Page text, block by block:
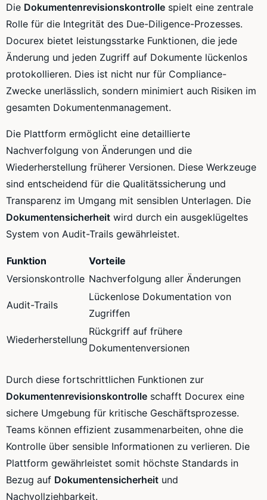
Die Dokumentenrevisionskontrolle spielt eine zentrale
Rolle für die Integrität des Due-Diligence-Prozesses.
Docurex bietet leistungsstarke Funktionen, die jede
Änderung und jeden Zugriff auf Dokumente lückenlos
protokollieren. Dies ist nicht nur für Compliance-
Zwecke unerlässlich, sondern minimiert auch Risiken im
gesamten Dokumentenmanagement.
Die Plattform ermöglicht eine detaillierte
Nachverfolgung von Änderungen und die
Wiederherstellung früherer Versionen. Diese Werkzeuge
sind entscheidend für die Qualitätssicherung und
Transparenz im Umgang mit sensiblen Unterlagen. Die
Dokumentensicherheit wird durch ein ausgeklügeltes
System von Audit-Trails gewährleistet.
Funktion
Vorteile
Versionskontrolle Nachverfolgung aller Änderungen
Audit-Trails
Lückenlose Dokumentation von
Zugriffen
Wiederherstellung
Rückgriff auf frühere
Dokumentenversionen
Durch diese fortschrittlichen Funktionen zur
Dokumentenrevisionskontrolle schafft Docurex eine
sichere Umgebung für kritische Geschäftsprozesse.
Teams können effizient zusammenarbeiten, ohne die
Kontrolle über sensible Informationen zu verlieren. Die
Plattform gewährleistet somit höchste Standards in
Bezug auf Dokumentensicherheit und
Nachvollziehbarkeit.